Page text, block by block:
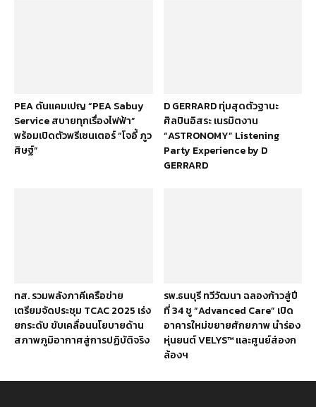
PEA ดันแคมเปญ “PEA Sabuy
Service สบายทุกเรื่องไฟฟ้า”
พร้อมเปิดตัวพรีเซนเตอร์ “โจอี้ ภูว
ศิษฐ์”
D GERRARD ทุ่มสุดตัวฐานะ
ศิลปินอิสระ เนรมิตงาน
“ASTRONOMY” Listening
Party Experience by D
GERRARD
ทส. รวมพลังภาคีเครือข่าย
เตรียมจัดประชุม TCAC 2025 เร่ง
ยกระดับ ขับเคลื่อนนโยบายด้าน
สภาพภูมิอากาศสู่การปฏิบัติจริง
รพ.ธนบุรี ทวีวัฒนา ฉลองก้าวสู่ปี
ที่ 34 ชู “Advanced Care” เปิด
อาคารใหม่ขยายศักยภาพ นำร่อง
หุ่นยนต์ VELYS™ และศูนย์ส่องก
ล้องฯ